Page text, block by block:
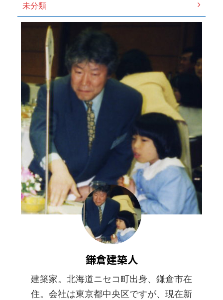
未分類
鎌倉建築人
建築家。北海道ニセコ町出身、鎌倉市在
住。会社は東京都中央区ですが、現在新